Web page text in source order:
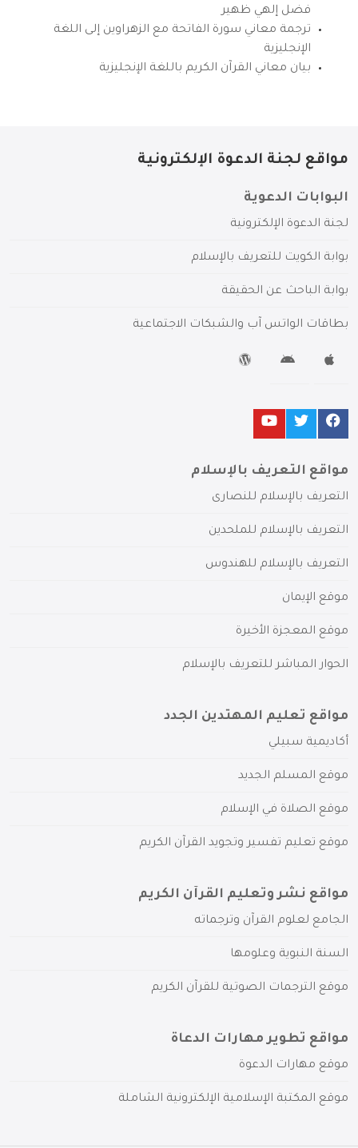
فضل إلهي ظهير
ترجمة معاني سورة الفاتحة مع الزهراوين إلى اللغة
الإنجليزية
بيان معاني القرآن الكريم باللغة الإنجليزية
مواقع لجنة الدعوة الإلكترونية
البوابات الدعوية
لجنة الدعوة الإلكترونية
بوابة الكويت للتعريف بالإسلام
بوابة الباحث عن الحقيقة
بطاقات الواتس آب والشبكات الاجتماعية
مواقع التعريف بالإسلام
التعريف بالإسلام للنصارى
التعريف بالإسلام للملحدين
التعريف بالإسلام للهندوس
موقع الإيمان
موقع المعجزة الأخيرة
الحوار المباشر للتعريف بالإسلام
مواقع تعليم المهتدين الجدد
أكاديمية سبيلي
موقع المسلم الجديد
موقع الصلاة في الإسلام
موقع تعليم تفسير وتجويد القرآن الكريم
مواقع نشر وتعليم القرآن الكريم
الجامع لعلوم القرآن وترجماته
السنة النبوية وعلومها
موقع الترجمات الصوتية للقرآن الكريم
مواقع تطوير مهارات الدعاة
موقع مهارات الدعوة
موقع المكتبة الإسلامية الإلكترونية الشاملة